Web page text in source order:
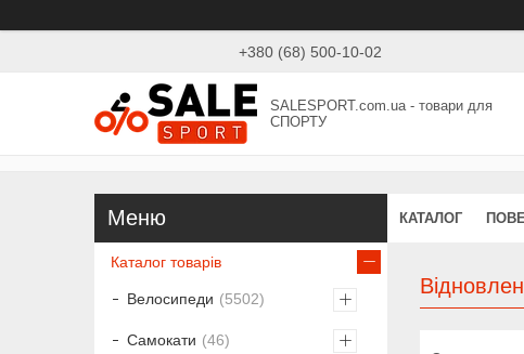
+380 (68) 500-10-02
SALESPORT.com.ua - товари для
СПОРТУ
КАТАЛОГ
Каталог товарів
Велосипеди 5502
Самокати 46